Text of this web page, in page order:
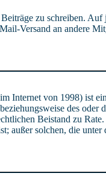
zu schreiben. Auf
Versand an andere
Internet von 1998) ist
des oder
Beistand zu
außer solchen, die